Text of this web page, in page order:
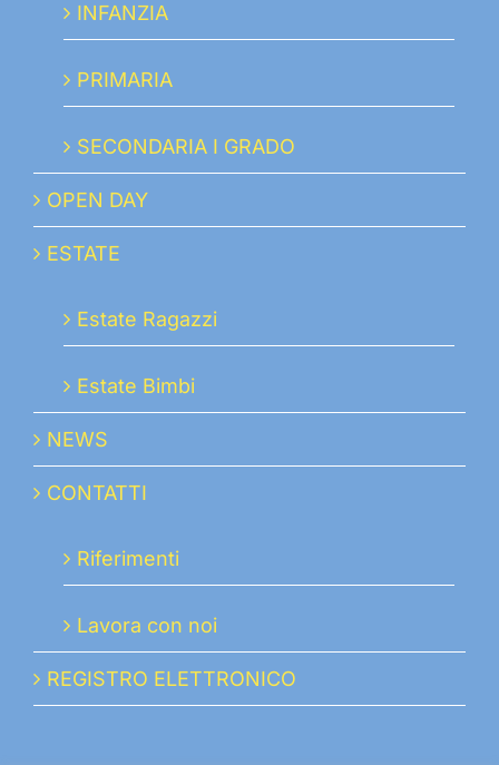
INFANZIA
PRIMARIA
SECONDARIA I GRADO
OPEN DAY
ESTATE
Estate Ragazzi
Estate Bimbi
NEWS
CONTATTI
Riferimenti
Lavora con noi
REGISTRO ELETTRONICO